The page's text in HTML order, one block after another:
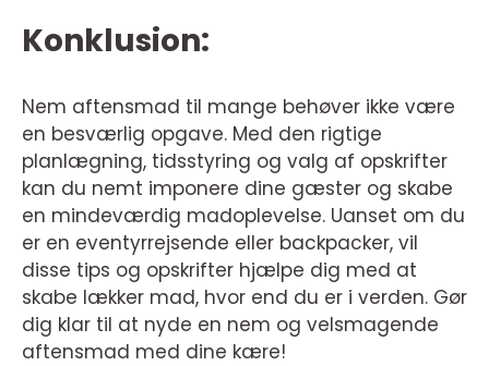
Konklusion:
Nem aftensmad til mange behøver ikke være
en besværlig opgave. Med den rigtige
planlægning, tidsstyring og valg af opskrifter
kan du nemt imponere dine gæster og skabe
en mindeværdig madoplevelse. Uanset om du
er en eventyrrejsende eller backpacker, vil
disse tips og opskrifter hjælpe dig med at
skabe lækker mad, hvor end du er i verden. Gør
dig klar til at nyde en nem og velsmagende
aftensmad med dine kære!